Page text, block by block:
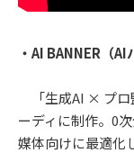
・AI BANNER（AI
「生成AI × プロ
ーディに制作。0
媒体向けに最適化